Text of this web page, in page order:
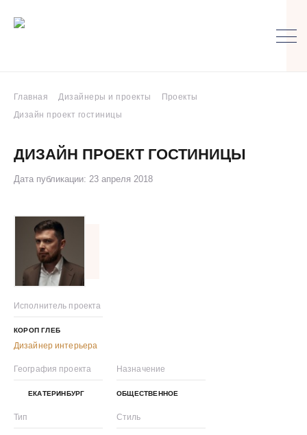
Главная Дизайнеры и проекты
Проекты
Дизайн проект гостиницы
ДИЗАЙН ПРОЕКТ ГОСТИНИЦЫ
Дата публикации: 23 апреля 2018
Исполнитель проекта
КОРОП ГЛЕБ
Дизайнер интерьера
География проекта
ЕКАТЕРИНБУРГ
Назначение
ОБЩЕСТВЕННОЕ
Тип Стиль